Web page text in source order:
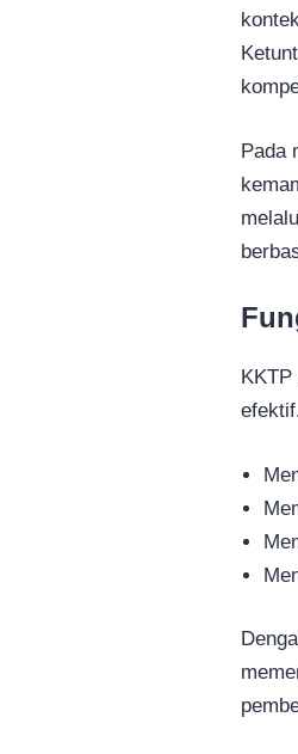
Pada